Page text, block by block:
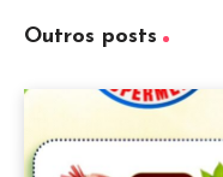
Outros posts